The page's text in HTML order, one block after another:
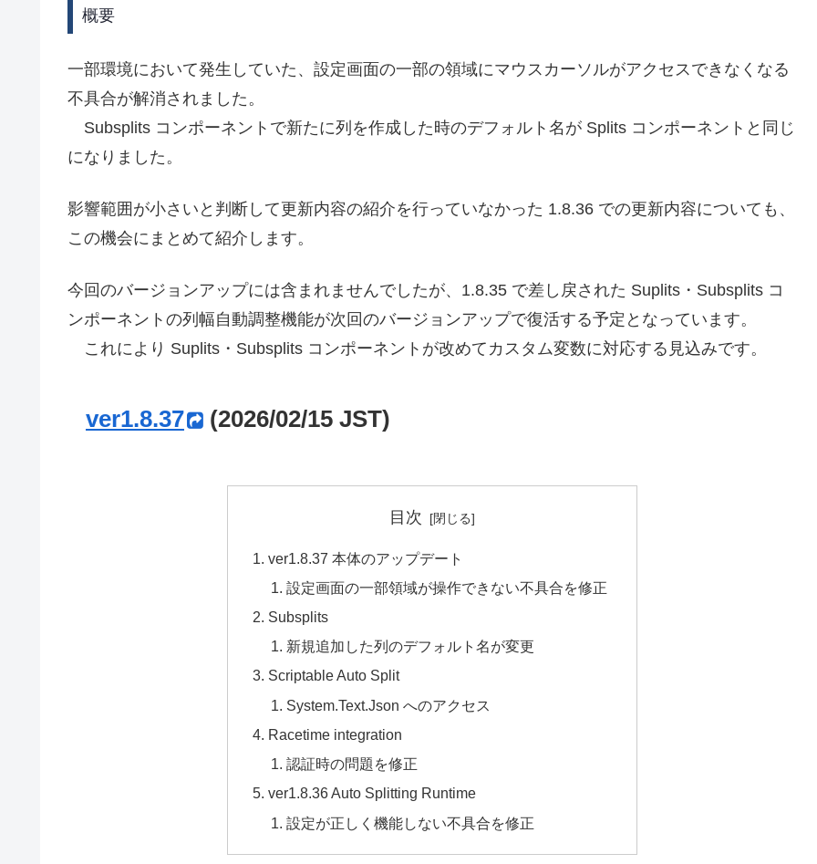
概要
一部環境において発生していた、設定画面の一部の領域にマウスカーソルがアクセスできなくなる
不具合が解消されました。
Subsplits コンポーネントで新たに列を作成した時のデフォルト名が Splits コンポーネントと同じ
になりました。
影響範囲が小さいと判断して更新内容の紹介を行っていなかった 1.8.36 での更新内容についても、
この機会にまとめて紹介します。
今回のバージョンアップには含まれませんでしたが、1.8.35 で差し戻された Suplits・Subsplits コ
ンポーネントの列幅自動調整機能が次回のバージョンアップで復活する予定となっています。
これにより Suplits・Subsplits コンポーネントが改めてカスタム変数に対応する見込みです。
ver1.8.37 (2026/02/15 JST)
目次
ver1.8.37 本体のアップデート
設定画面の一部領域が操作できない不具合を修正
Subsplits
新規追加した列のデフォルト名が変更
Scriptable Auto Split
System.Text.Json へのアクセス
Racetime integration
認証時の問題を修正
ver1.8.36 Auto Splitting Runtime
設定が正しく機能しない不具合を修正